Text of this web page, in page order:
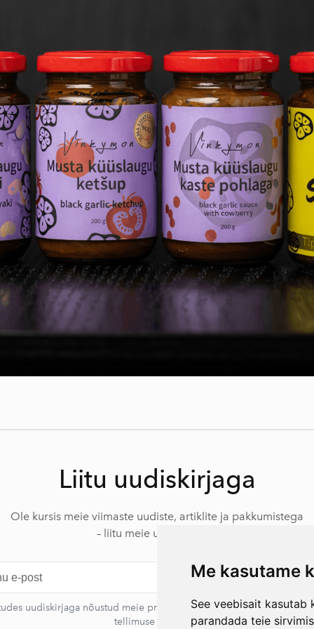
Me kasutame
See veebisait kasutab
parandada teie
Liitu uudiskirjaga
Ole kursis meie viimaste uudiste, artiklite ja pakkumistega
– liitu meie uudiskirjaga.
uudiskirjaga nõustud meie privaatsustingimustega. Sa võid igal
tellimuse tühistada.